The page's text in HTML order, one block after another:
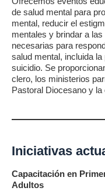
de salud mental para
mental, reducir el
mentales y brindar a
necesarias para
salud mental, incluida
suicidio. Se
clero, los ministerios
Pastoral Diocesano y
Iniciativas
Capacitación en
Adultos